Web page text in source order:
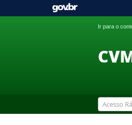
Ir para o
Acesso